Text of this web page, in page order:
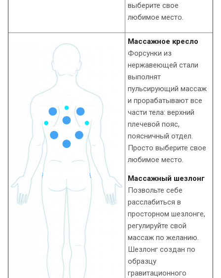
выберите свое
любимое место.
Массажное кресло
Форсунки из
нержавеющей стали
выполнят
пульсирующий массаж
и прорабатывают все
части тела: верхний
плечевой пояс,
поясничный отдел.
Просто выберите свое
любимое место.
Массажный шезлонг
Позвольте себе
расслабиться в
просторном шезлонге,
регулируйте свой
массаж по желанию.
Шезлонг создан по
образцу
гравитационного